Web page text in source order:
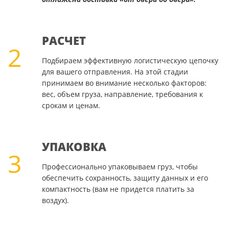
2
РАСЧЕТ
Подбираем эффективную логистическую цепочку
для вашего отправления. На этой стадии
принимаем во внимание несколько факторов:
вес, объем груза, направление, требования к
срокам и ценам.
3
УПАКОВКА
Профессионально упаковываем груз, чтобы
обеспечить сохранность, защиту данных и его
компактность (вам не придется платить за
воздух).